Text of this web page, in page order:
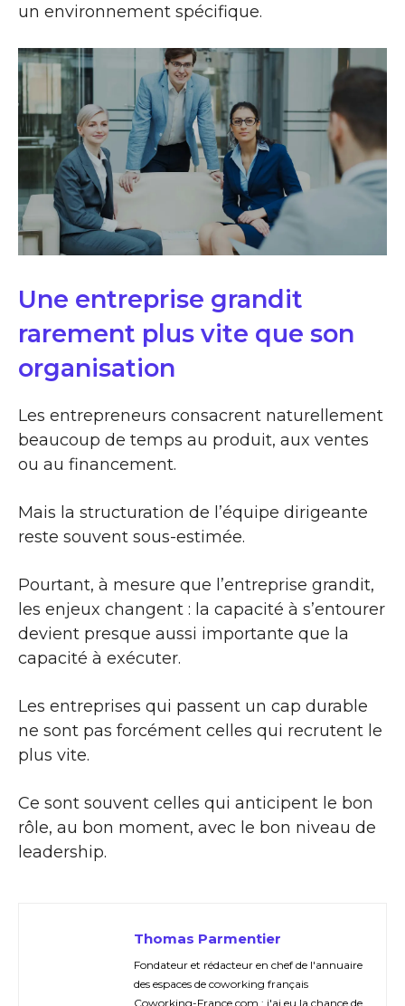
un environnement spécifique.
Une entreprise grandit
rarement plus vite que son
organisation
Les entrepreneurs consacrent naturellement
beaucoup de temps au produit, aux ventes
ou au financement.
Mais la structuration de l’équipe dirigeante
reste souvent sous-estimée.
Pourtant, à mesure que l’entreprise grandit,
les enjeux changent : la capacité à s’entourer
devient presque aussi importante que la
capacité à exécuter.
Les entreprises qui passent un cap durable
ne sont pas forcément celles qui recrutent le
plus vite.
Ce sont souvent celles qui anticipent le bon
rôle, au bon moment, avec le bon niveau de
leadership.
Thomas Parmentier
Fondateur et rédacteur en chef de l'annuaire
des espaces de coworking français
Coworking-France.com : j'ai eu la chance de